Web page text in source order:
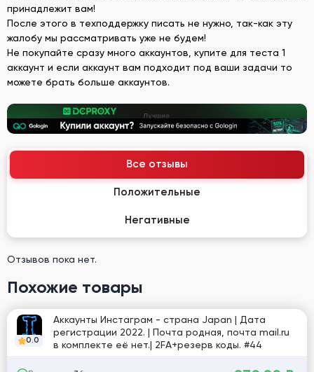
принадлежит вам!
После этого в техподдержку писать не нужно, так-как эту
жалобу мы рассматривать уже не будем!
Не покупайте сразу много аккаунтов, купите для теста 1
аккаунт и если аккаунт вам подходит под ваши задачи то
можете брать больше аккаунтов.
Все отзывы
Положительные
Негативные
Отзывов пока нет.
Похожие товары
0.0
Аккаунты Инстаграм - страна Japan | Дата
регистрации 2022. | Почта родная, почта mail.ru
в комплекте её нет.| 2FA+резерв коды. #44